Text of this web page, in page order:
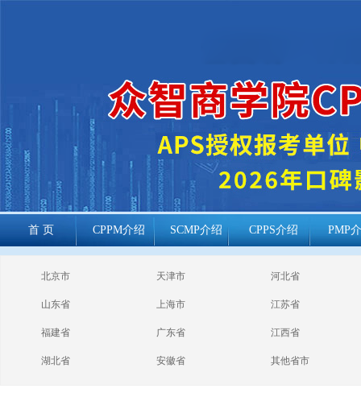
首 页 CPPM介绍 SCMP介绍 CPPS介绍 PMP
cppm报考常见
问题
北京市 天津市 河北省
山东省 上海市 江苏省
福建省 广东省 江西省
湖北省 安徽省 其他省市